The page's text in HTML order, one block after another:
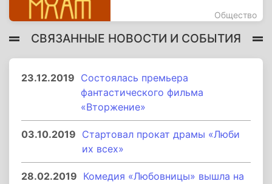
Общество
СВЯЗАННЫЕ НОВОСТИ И СОБЫТИЯ
23.12.2019 Состоялась премьера
фантастического фильма
«Вторжение»
03.10.2019 Стартовал прокат драмы «Люби
их всех»
28.02.2019 Комедия «Любовницы» вышла на